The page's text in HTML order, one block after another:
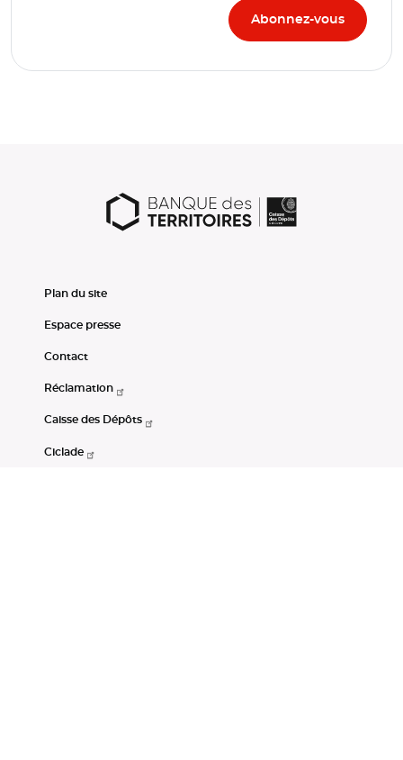
Plan du site
Espace presse
Contact
Réclamation
Caisse des Dépôts
Ciclade